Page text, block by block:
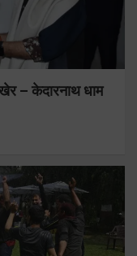
– केदारनाथ धाम